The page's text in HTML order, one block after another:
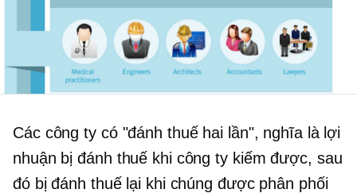
Các công ty có "đánh thuế hai lần", nghĩa là lợi
nhuận bị đánh thuế khi công ty kiếm được, sau
đó bị đánh thuế lại khi chúng được phân phối